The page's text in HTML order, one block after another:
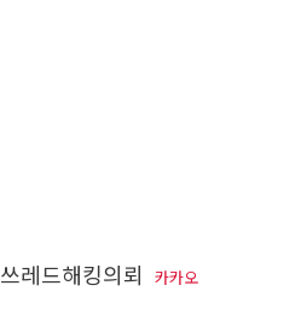
쓰레드해킹의뢰
카카오